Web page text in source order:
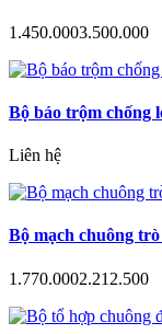
1.450.0003.500.000
Bộ báo trộm chống
Liên hệ
Bộ mạch chuông
1.770.0002.212.500